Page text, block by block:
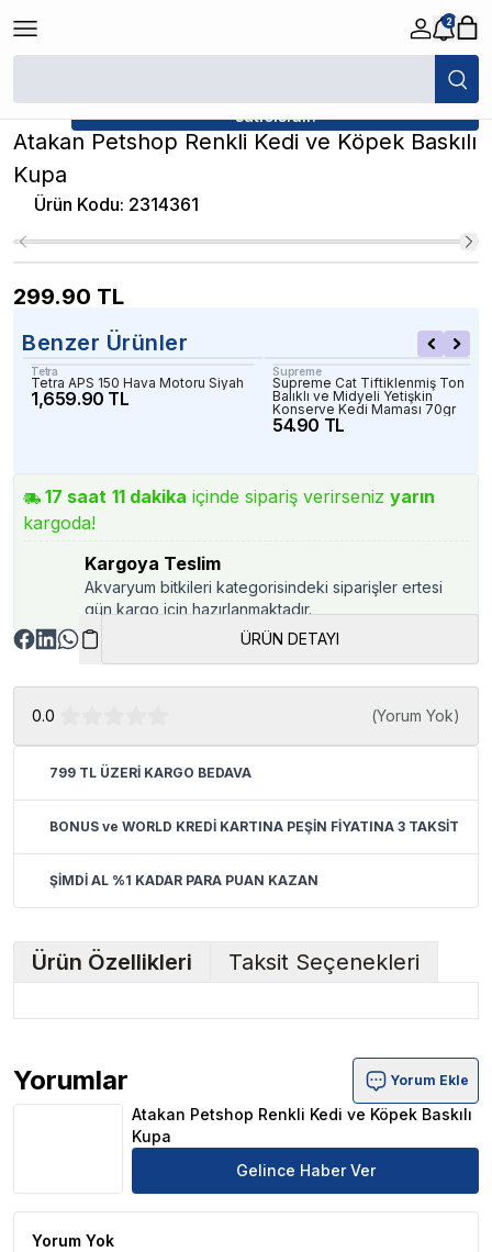
2
/ Atakan Petshop Renkli Kedi ve Köpek Baskılı
satıcısıdır.
Atakan Petshop Renkli Kedi ve Köpek Baskılı
Kupa
Ürün Kodu: 2314361
299.90 TL
Benzer Ürünler
Tetra
Tetra APS 150 Hava Motoru Siyah
1,659.90 TL
Supreme
Supreme Cat Tiftiklenmiş Ton
Balıklı ve Midyeli Yetişkin
Konserve Kedi Maması 70gr
54.90 TL
17 saat 11 dakika içinde sipariş verirseniz yarın
kargoda!
Kargoya Teslim
Akvaryum bitkileri kategorisindeki siparişler ertesi
gün kargo için hazırlanmaktadır.
ÜRÜN DETAYI
0.0 (Yorum Yok)
799 TL ÜZERİ KARGO BEDAVA
BONUS ve WORLD KREDİ KARTINA PEŞİN FİYATINA 3 TAKSİT
ŞİMDİ AL %1 KADAR PARA PUAN KAZAN
Ürün Özellikleri Taksit Seçenekleri
Yorumlar
Atakan Petshop Renkli Kedi ve Köpek Baskılı Kupa Ürün
Yorum Ekle
Atakan Petshop Renkli Kedi ve Köpek Baskılı
Kupa
Gelince Haber Ver
Yorum Yok